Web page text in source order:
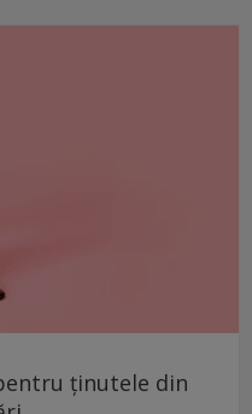
ținutele din